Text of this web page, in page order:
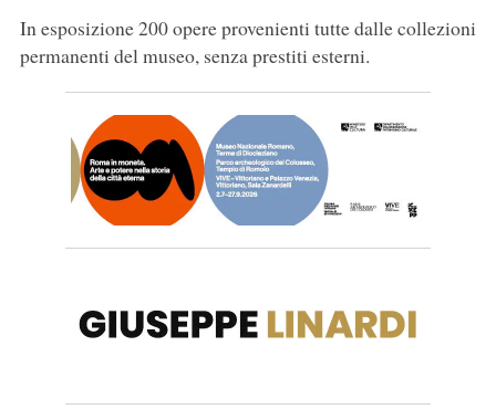
In esposizione 200 opere provenienti tutte dalle collezioni
permanenti del museo, senza prestiti esterni.